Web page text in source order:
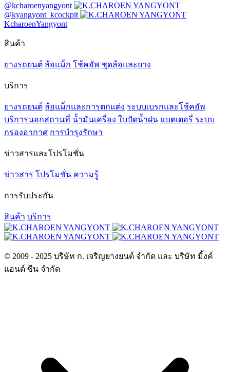
@kcharoenyangyont
@kyangyont_kcockpit
KcharoenYangyont
สินค้า
ยางรถยนต์ ล้อแม็ก โช้คอัพ ชุดล้อและยาง
บริการ
ยางรถยนต์ ล้อแม็กและการตกแต่ง ระบบเบรกและโช้คอัพ
บริการนอกสถานที่ น้ำมันเครื่อง ใบปัดน้ำฝน แบตเตอรี่ ระบบ
กรองอากาศ การบำรุงรักษา
ข่าวสารและโปรโมชั่น
ข่าวสาร โปรโมชั่น ความรู้
การรับประกัน
สินค้า บริการ
© 2009 - 2025 บริษัท ก. เจริญยางยนต์ จำกัด และ บริษัท มิ้งค์
แอนด์ ซีน จำกัด